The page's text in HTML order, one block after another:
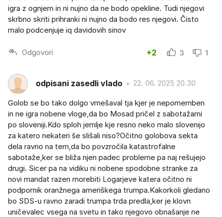
igra z ognjem in ni nujno da ne bodo opekline. Tudi njegovi
skrbno skriti prihranki ni nujno da bodo res njegovi. Čisto
malo podcenjuje iq davidovih sinov
Odgovori +2 3 1
odpisani zasedli vlado 22. 06. 2025 20.30
Golob se bo tako dolgo vmešaval tja kjer je nepomemben
in ne igra nobene vloge,da bo Mosad pričel z sabotažami
po sloveniji.Kdo sploh jemlje kje resno neko malo slovenijo
za katero nekateri še slišali niso?Očitno golobova sekta
dela ravno na tem,da bo povzročila katastrofalne
sabotaže,ker se bliža njen padec probleme pa naj rešujejo
drugi. Sicer pa na vidiku ni nobene spodobne stranke za
novi mandat razen morebiti Logarjeve katera očitno ni
podpornik oranžnega ameriškega trumpa.Kakorkoli gledano
bo SDS-u ravno zaradi trumpa trda predla,ker je klovn
uničevalec vsega na svetu in tako njegovo obnašanje ne